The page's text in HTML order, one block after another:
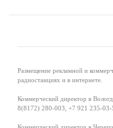
Размещение рекламной и
радиостанциях и в интернете.
Коммерческий директор в
8(8172) 280-003, +7 921 235-03-